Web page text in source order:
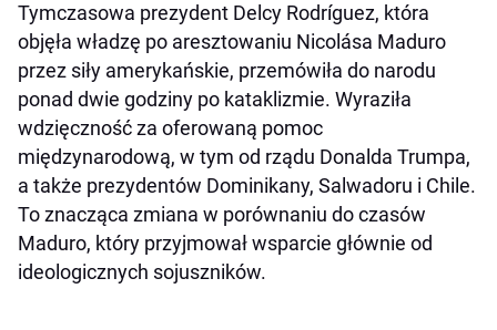
Tymczasowa prezydent Delcy Rodríguez, która
objęła władzę po aresztowaniu Nicolása Maduro
przez siły amerykańskie, przemówiła do narodu
ponad dwie godziny po kataklizmie. Wyraziła
wdzięczność za oferowaną pomoc
międzynarodową, w tym od rządu Donalda Trumpa,
a także prezydentów Dominikany, Salwadoru i Chile.
To znacząca zmiana w porównaniu do czasów
Maduro, który przyjmował wsparcie głównie od
ideologicznych sojuszników.